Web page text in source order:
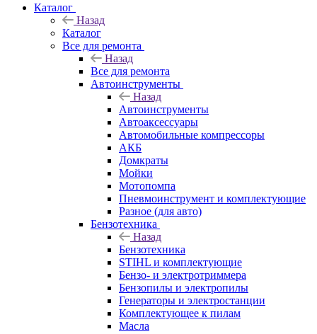
Каталог
Назад
Каталог
Все для ремонта
Назад
Все для ремонта
Автоинструменты
Назад
Автоинструменты
Автоаксессуары
Автомобильные компрессоры
АКБ
Домкраты
Мойки
Мотопомпа
Пневмоинструмент и комплектующие
Разное (для авто)
Бензотехника
Назад
Бензотехника
STIHL и комплектующие
Бензо- и электротриммера
Бензопилы и электропилы
Генераторы и электростанции
Комплектующее к пилам
Масла